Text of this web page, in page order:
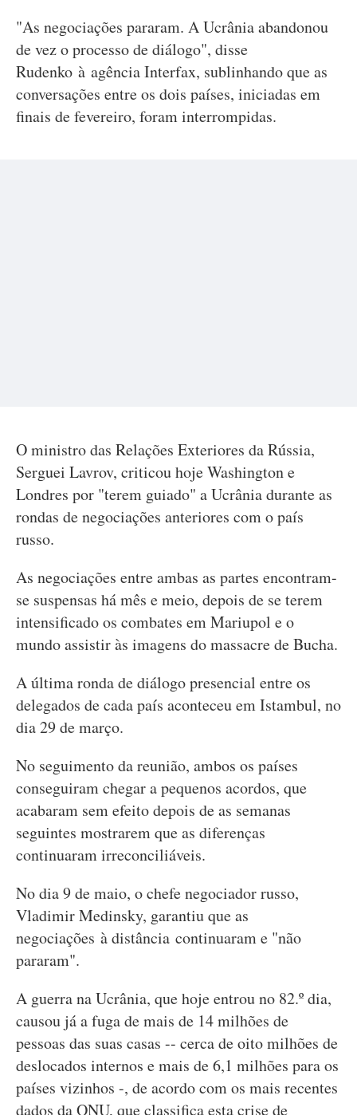
"As negociações pararam. A Ucrânia abandonou
de vez o processo de diálogo", disse
Rudenko à agência Interfax, sublinhando que as
conversações entre os dois países, iniciadas em
finais de fevereiro, foram interrompidas.
O ministro das Relações Exteriores da Rússia,
Serguei Lavrov, criticou hoje Washington e
Londres por "terem guiado" a Ucrânia durante as
rondas de negociações anteriores com o país
russo.
As negociações entre ambas as partes encontram-
se suspensas há mês e meio, depois de se terem
intensificado os combates em Mariupol e o
mundo assistir às imagens do massacre de Bucha.
A última ronda de diálogo presencial entre os
delegados de cada país aconteceu em Istambul, no
dia 29 de março.
No seguimento da reunião, ambos os países
conseguiram chegar a pequenos acordos, que
acabaram sem efeito depois de as semanas
seguintes mostrarem que as diferenças
continuaram irreconciliáveis.
No dia 9 de maio, o chefe negociador russo,
Vladimir Medinsky, garantiu que as
negociações à distância continuaram e "não
pararam".
A guerra na Ucrânia, que hoje entrou no 82.º dia,
causou já a fuga de mais de 14 milhões de
pessoas das suas casas -- cerca de oito milhões de
deslocados internos e mais de 6,1 milhões para os
países vizinhos -, de acordo com os mais recentes
dados da ONU, que classifica esta crise de